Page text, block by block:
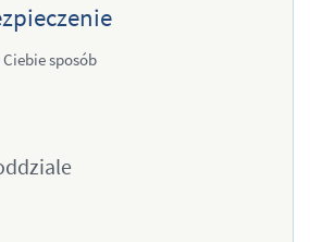
sposób